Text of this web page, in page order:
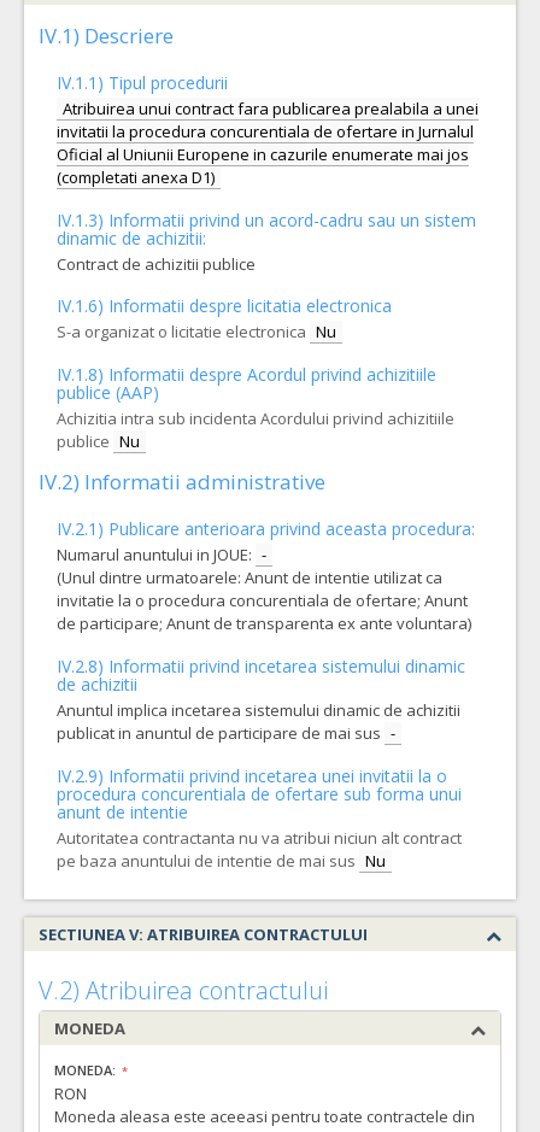
IV.1) Descriere
IV.1.1) Tipul procedurii
Atribuirea unui contract fara publicarea prealabila a unei
invitatii la procedura concurentiala de ofertare in Jurnalul
Oficial al Uniunii Europene in cazurile enumerate mai jos
(completati anexa D1)
IV.1.3) Informatii privind un acord-cadru sau un sistem
dinamic de achizitii:
Contract de achizitii publice
IV.1.6) Informatii despre licitatia electronica
S-a organizat o licitatie electronica Nu
IV.1.8) Informatii despre Acordul privind achizitiile
publice (AAP)
Achizitia intra sub incidenta Acordului privind achizitiile
publice Nu
IV.2) Informatii administrative
IV.2.1) Publicare anterioara privind aceasta procedura:
Numarul anuntului in JOUE: -
(Unul dintre urmatoarele: Anunt de intentie utilizat ca
invitatie la o procedura concurentiala de ofertare; Anunt
de participare; Anunt de transparenta ex ante voluntara)
IV.2.8) Informatii privind incetarea sistemului dinamic
de achizitii
Anuntul implica incetarea sistemului dinamic de achizitii
publicat in anuntul de participare de mai sus -
IV.2.9) Informatii privind incetarea unei invitatii la o
procedura concurentiala de ofertare sub forma unui
anunt de intentie
Autoritatea contractanta nu va atribui niciun alt contract
pe baza anuntului de intentie de mai sus Nu
SECTIUNEA V: ATRIBUIREA CONTRACTULUI
V.2) Atribuirea contractului
MONEDA
MONEDA:
RON
Moneda aleasa este aceeasi pentru toate contractele din